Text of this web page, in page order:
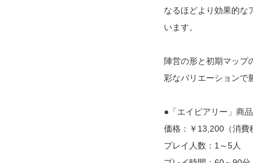
なるほどより効果的な
います。
陣営の形と初期マップ
彩なバリエーションで
●「エイピアリー」商
価格：￥13,200（消費
プレイ人数：1～5人